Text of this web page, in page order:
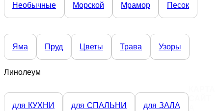
Необычные Морской Мрамор Песок
Яма Пруд Цветы Трава Узоры
Линолеум
для КУХНИ для СПАЛЬНИ для ЗАЛА